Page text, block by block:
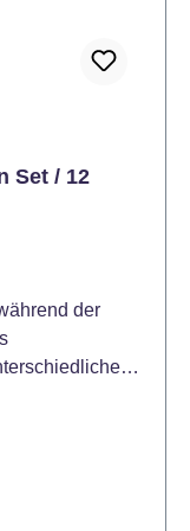
Set / 12
der
Torten und